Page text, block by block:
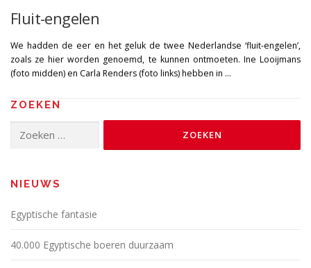
Fluit-engelen
We hadden de eer en het geluk de twee Nederlandse ‘fluit-engelen’,
zoals ze hier worden genoemd, te kunnen ontmoeten. Ine Looijmans
(foto midden) en Carla Renders (foto links) hebben in …
ZOEKEN
naar:
NIEUWS
Egyptische fantasie
40.000 Egyptische boeren duurzaam